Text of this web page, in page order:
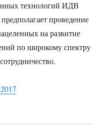
технологий ИДВ
проведение
на развитие
по широкому спектру